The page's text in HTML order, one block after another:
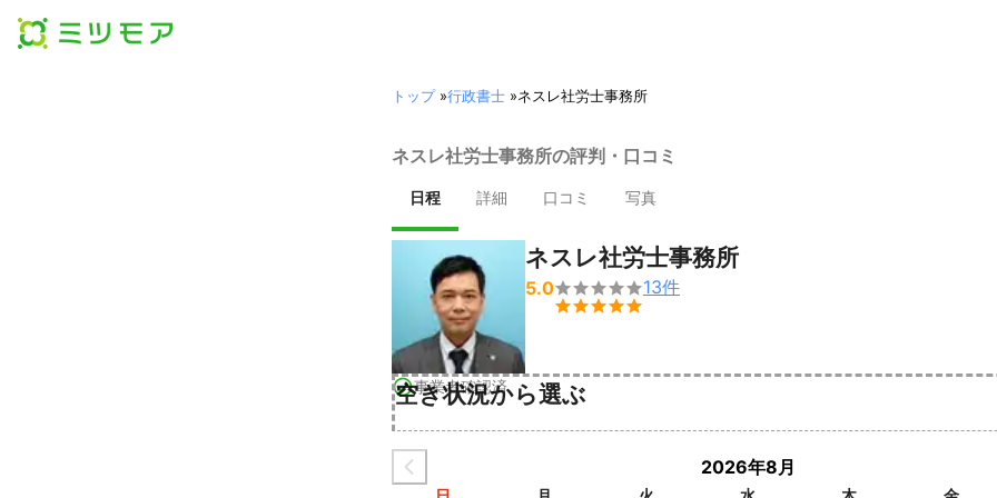
トップ»行政書士 »ネスレ社労士事務所
ネスレ社労士事務所の評判・口コミ
日程 詳細 口コミ 写真
事業者確認済
ネスレ社労士事務所
5.0

13件
空き状況から選ぶ
2026年8月